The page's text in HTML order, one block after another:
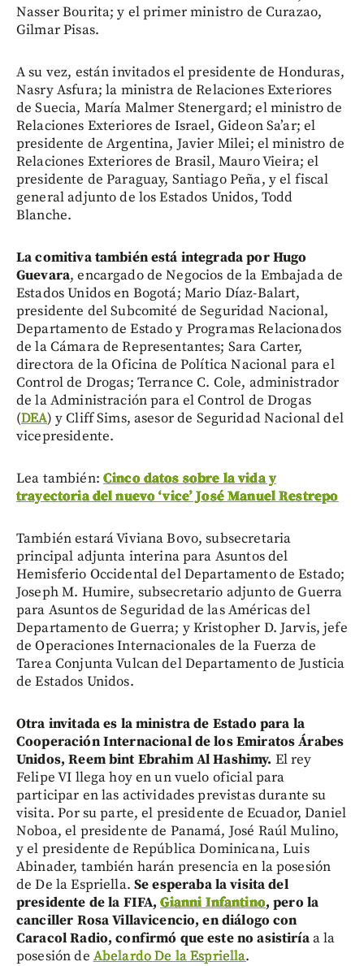
Nasser Bourita; y el primer ministro de Curazao,
Gilmar Pisas.
A su vez, están invitados el presidente de Honduras,
Nasry Asfura; la ministra de Relaciones Exteriores
de Suecia, María Malmer Stenergard; el ministro de
Relaciones Exteriores de Israel, Gideon Sa’ar; el
presidente de Argentina, Javier Milei; el ministro de
Relaciones Exteriores de Brasil, Mauro Vieira; el
presidente de Paraguay, Santiago Peña, y el fiscal
general adjunto de los Estados Unidos, Todd
Blanche.
La comitiva también está integrada por Hugo
Guevara, encargado de Negocios de la Embajada de
Estados Unidos en Bogotá; Mario Díaz-Balart,
presidente del Subcomité de Seguridad Nacional,
Departamento de Estado y Programas Relacionados
de la Cámara de Representantes; Sara Carter,
directora de la Oficina de Política Nacional para el
Control de Drogas; Terrance C. Cole, administrador
de la Administración para el Control de Drogas
(DEA) y Cliff Sims, asesor de Seguridad Nacional del
vicepresidente.
Lea también: Cinco datos sobre la vida y
trayectoria del nuevo ‘vice’ José Manuel Restrepo
También estará Viviana Bovo, subsecretaria
principal adjunta interina para Asuntos del
Hemisferio Occidental del Departamento de Estado;
Joseph M. Humire, subsecretario adjunto de Guerra
para Asuntos de Seguridad de las Américas del
Departamento de Guerra; y Kristopher D. Jarvis, jefe
de Operaciones Internacionales de la Fuerza de
Tarea Conjunta Vulcan del Departamento de Justicia
de Estados Unidos.
Otra invitada es la ministra de Estado para la
Cooperación Internacional de los Emiratos Árabes
Unidos, Reem bint Ebrahim Al Hashimy. El rey
Felipe VI llega hoy en un vuelo oficial para
participar en las actividades previstas durante su
visita. Por su parte, el presidente de Ecuador, Daniel
Noboa, el presidente de Panamá, José Raúl Mulino,
y el presidente de República Dominicana, Luis
Abinader, también harán presencia en la posesión
de De la Espriella. Se esperaba la visita del
presidente de la FIFA,Gianni Infantino, pero la
canciller Rosa Villavicencio, en diálogo con
Caracol Radio, confirmó que este no asistiríaa la
posesión de Abelardo De la Espriella.